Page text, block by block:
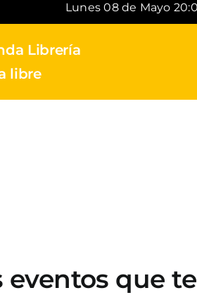
Lunes 08 de Mayo
Librería
libre
eventos que